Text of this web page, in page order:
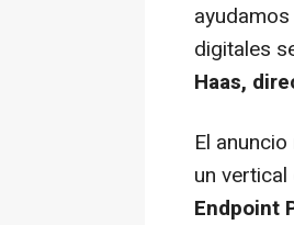
digitales
Haas,
El
un
Endpoint